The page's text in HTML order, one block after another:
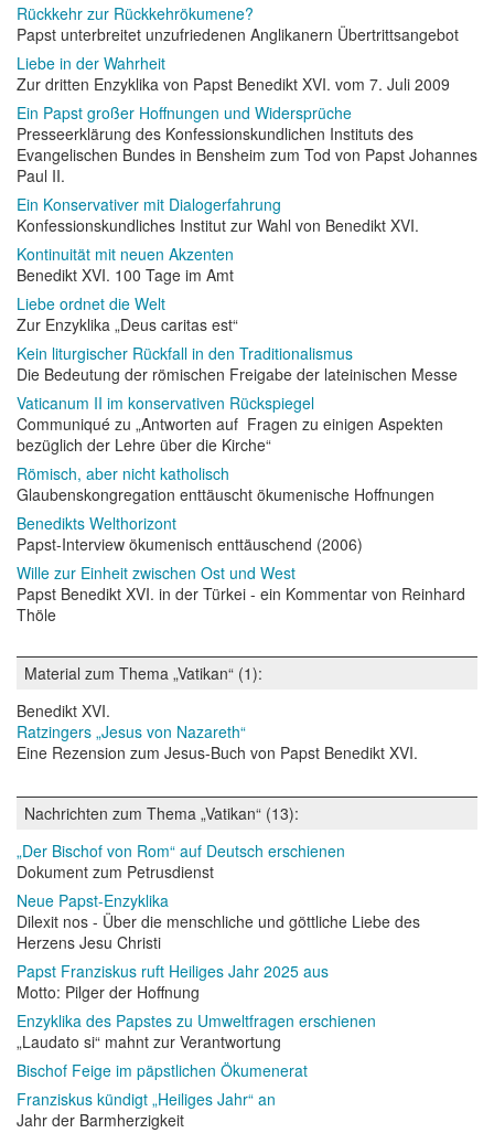
Rückkehr zur Rückkehrökumene?
Papst unterbreitet unzufriedenen Anglikanern Übertrittsangebot
Liebe in der Wahrheit
Zur dritten Enzyklika von Papst Benedikt XVI. vom 7. Juli 2009
Ein Papst großer Hoffnungen und Widersprüche
Presseerklärung des Konfessionskundlichen Instituts des
Evangelischen Bundes in Bensheim zum Tod von Papst Johannes
Paul II.
Ein Konservativer mit Dialogerfahrung
Konfessionskundliches Institut zur Wahl von Benedikt XVI.
Kontinuität mit neuen Akzenten
Benedikt XVI. 100 Tage im Amt
Liebe ordnet die Welt
Zur Enzyklika „Deus caritas est“
Kein liturgischer Rückfall in den Traditionalismus
Die Bedeutung der römischen Freigabe der lateinischen Messe
Vaticanum II im konservativen Rückspiegel
Communiqué zu „Antworten auf Fragen zu einigen Aspekten
bezüglich der Lehre über die Kirche“
Römisch, aber nicht katholisch
Glaubenskongregation enttäuscht ökumenische Hoffnungen
Benedikts Welthorizont
Papst-Interview ökumenisch enttäuschend (2006)
Wille zur Einheit zwischen Ost und West
Papst Benedikt XVI. in der Türkei - ein Kommentar von Reinhard
Thöle
Material zum Thema „Vatikan“ (1):
Benedikt XVI.
Ratzingers „Jesus von Nazareth“
Eine Rezension zum Jesus-Buch von Papst Benedikt XVI.
Nachrichten zum Thema „Vatikan“ (13):
„Der Bischof von Rom“ auf Deutsch erschienen
Dokument zum Petrusdienst
Neue Papst-Enzyklika
Dilexit nos - Über die menschliche und göttliche Liebe des
Herzens Jesu Christi
Papst Franziskus ruft Heiliges Jahr 2025 aus
Motto: Pilger der Hoffnung
Enzyklika des Papstes zu Umweltfragen erschienen
„Laudato si“ mahnt zur Verantwortung
Bischof Feige im päpstlichen Ökumenerat
Franziskus kündigt „Heiliges Jahr“ an
Jahr der Barmherzigkeit